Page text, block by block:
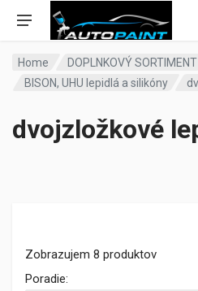
Home
DOPLNKOVÝ SORTIMENT
BISON, UHU lepidlá a silikóny
dvojzložkové
Zobrazujem 8 produktov
Poradie: